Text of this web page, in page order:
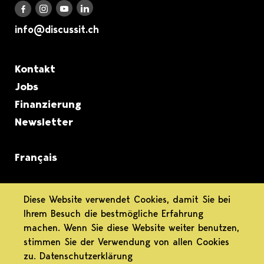
Discuss it auf Facebook
Discuss it auf Instagram
Discuss it auf Youtube
Discuss it auf LinkedIn
info@discussit.ch
Metanavigation
Kontakt
Jobs
Finanzierung
Newsletter
Français
informiert.
differenziert.
engagiert.
Diese Website verwendet Cookies, damit Sie bei
Ihrem Besuch die bestmögliche Erfahrung
machen. Wenn Sie diese Website weiter benutzen,
stimmen Sie der Verwendung von allen Cookies
zu. Datenschutzerklärung